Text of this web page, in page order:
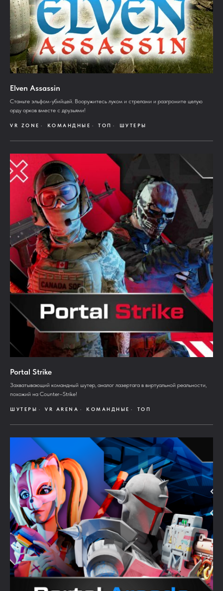
Elven Assassin
Станьте эльфом-убийцей. Вооружитесь луком и стрелами и разгромите целую
орду орков вместе с друзьями!
VR ZONE КОМАНДНЫЕ ТОП ШУТЕРЫ
Portal Strike
Захватывающий командный шутер, аналог лазертага в виртуальной реальности,
похожий на Counter–Strike!
ШУТЕРЫ VR ARENA КОМАНДНЫЕ ТОП